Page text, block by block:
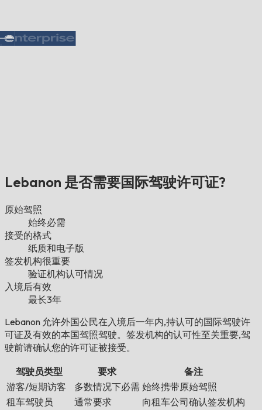
Lebanon 是否需要国际驾驶许可证?
原始驾照
始终必需
接受的格式
纸质和电子版
签发机构很重要
验证机构认可情况
入境后有效
最长3年
Lebanon 允许外国公民在入境后一年内,持认可的国际驾驶许
可证及有效的本国驾照驾驶。签发机构的认可性至关重要,驾
驶前请确认您的许可证被接受。
驾驶员类型 要求
备注
游客/短期访客
多数情况下必需 始终携带原始驾照
租车驾驶员
通常要求
向租车公司确认签发机构